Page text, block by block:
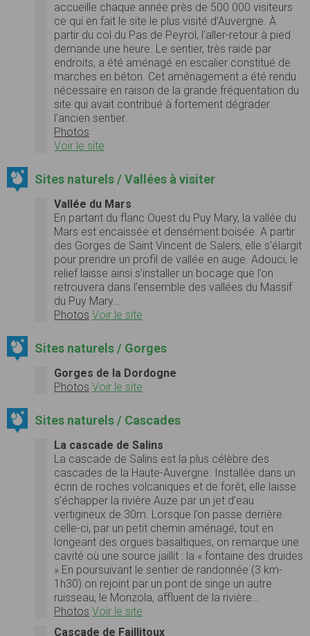
accueille chaque année près de 500 000 visiteurs
ce qui en fait le site le plus visité d'Auvergne. À
partir du col du Pas de Peyrol, l'aller-retour à pied
demande une heure. Le sentier, très raide par
endroits, a été aménagé en escalier constitué de
marches en béton. Cet aménagement a été rendu
nécessaire en raison de la grande fréquentation du
site qui avait contribué à fortement dégrader
l'ancien sentier.
Photos
Voir le site
Sites naturels / Vallées à visiter
Vallée du Mars
En partant du flanc Ouest du Puy Mary, la vallée du
Mars est encaissée et densément boisée. A partir
des Gorges de Saint Vincent de Salers, elle s’élargit
pour prendre un profil de vallée en auge. Adouci, le
relief laisse ainsi s’installer un bocage que l’on
retrouvera dans l’ensemble des vallées du Massif
du Puy Mary…
Photos Voir le site
Sites naturels / Gorges
Gorges de la Dordogne
Photos Voir le site
Sites naturels / Cascades
La cascade de Salins
La cascade de Salins est la plus célèbre des
cascades de la Haute-Auvergne. Installée dans un
écrin de roches volcaniques et de forêt, elle laisse
s’échapper la rivière Auze par un jet d’eau
vertigineux de 30m. Lorsque l’on passe derrière
celle-ci, par un petit chemin aménagé, tout en
longeant des orgues basaltiques, on remarque une
cavité où une source jaillit : la « fontaine des druides
» En poursuivant le sentier de randonnée (3 km-
1h30) on rejoint par un pont de singe un autre
ruisseau, le Monzola, affluent de la rivière…
Photos Voir le site
Cascade de Faillitoux